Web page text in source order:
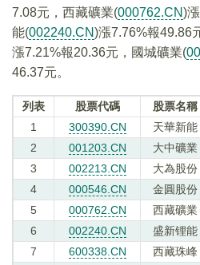
7.08元，西藏礦業(000762.CN)
能(002240.CN)漲7.76%報49.86
漲7.21%報20.36元，國城礦業(
46.37元。
列表 股票代碼 股票名稱
1
300390.CN 天華新能
2
001203.CN 大中礦業
3
002213.CN 大為股份
4
000546.CN 金圓股份
5
000762.CN 西藏礦業
6
002240.CN 盛新锂能
7
600338.CN 西藏珠峰